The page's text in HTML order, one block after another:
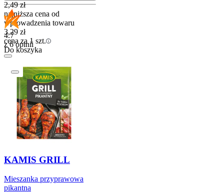
2,49 zł
najniższa cena od
wprowadzenia towaru
3,29 zł
cena za 1 szt.
Do koszyka
4.7
z 6 opinii
KAMIS GRILL
Mieszanka przyprawowa
pikantna